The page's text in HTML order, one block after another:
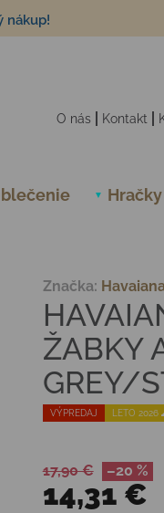
nákup!
O nás Kontakt
VÝPREDAJ LETO 2026
ŽABKY
GREY/
Značka:
17,90 € –20 %
14,31 €